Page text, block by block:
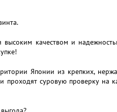
качеством и
Японии из крепких,
суровую проверку на